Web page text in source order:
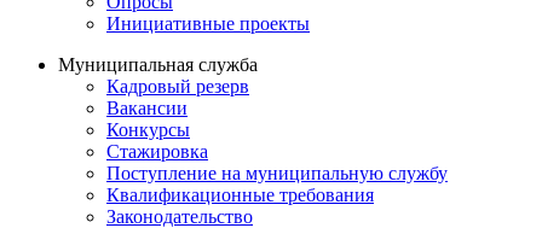
Инициативные проекты
Муниципальная служба
Кадровый резерв
Вакансии
Конкурсы
Стажировка
Поступление на муниципальную службу
Квалификационные требования
Законодательство